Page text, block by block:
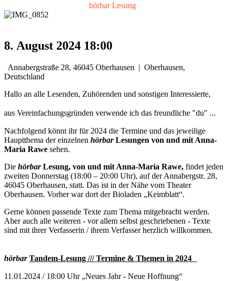
hörbar Lesung
8. August 2024 18:00
Annabergstraße 28, 46045 Oberhausen | Oberhausen,
Deutschland
Hallo an alle Lesenden, Zuhörenden und sonstigen Interessierte,
aus Vereinfachungsgründen verwende ich das freundliche "du" ...
Nachfolgend könnt ihr für 2024 die Termine und das jeweilige
Hauptthema der einzelnen hörbarLesungen von und mit Anna-
Maria Rawe sehen.
Die hörbarLesung, von und mit Anna-Maria Rawe, findet jeden
zweiten Donnerstag (18:00 – 20:00 Uhr), auf der Annabergstr. 28,
46045 Oberhausen, statt. Das ist in der Nähe vom Theater
Oberhausen. Vorher war dort der Bioladen „Keimblatt“.
Gerne können passende Texte zum Thema mitgebracht werden.
Aber auch alle weiteren - vor allem selbst geschriebenen - Texte
sind mit ihrer Verfasserin / ihrem Verfasser herzlich willkommen.
hörbar Tandem-Lesung /// Termine & Themen in 2024
11.01.2024 / 18:00 Uhr „Neues Jahr - Neue Hoffnung“